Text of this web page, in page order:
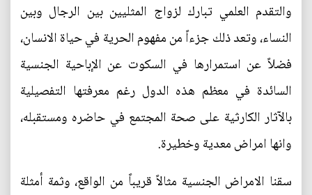
والتقدم العلمي تبارك لزواج المثليين بين الرجال وبين
النساء، وتعد ذلك جزءاً من مفهوم الحرية في حياة الانسان،
فضلاً عن استمرارها في السكوت عن الإباحية الجنسية
السائدة في معظم هذه الدول رغم معرفتها التفصيلية
بالآثار الكارثية على صحة المجتمع في حاضره ومستقبله،
وانها امراض معدية وخطيرة.
سقنا الامراض الجنسية مثالاً قريباً من الواقع، وثمة أمثلة